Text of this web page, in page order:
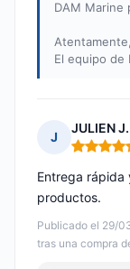
DAM Marine
Atentamente,
El equipo de
J
JULIEN J.
Nota: 5
Publicado el 29/
tras una compra
Entrega rápida
productos.